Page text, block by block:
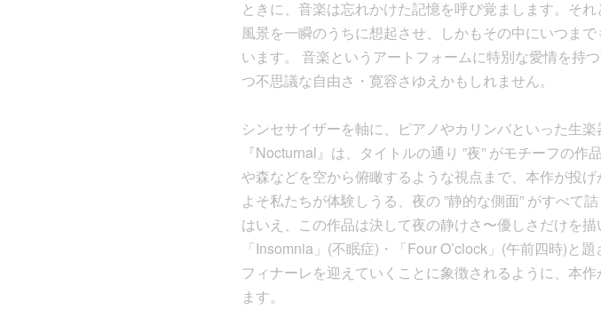
ときに、音楽は忘れかけた記憶を呼び覚まします。そ
風景を一瞬のうちに想起させ、しかもその中にいつま
います。 音楽というアートフォームに特別な愛情を持
つ不思議な自由さ・寛容さゆえかもしれません。
シンセサイザーを軸に、ピアノやカリンバといった生
『Nocturnal』は、タイトルの通り ”夜” がモチーフの
や森などを空から俯瞰するような視点まで、本作が投
よそ私たちが体験しうる、夜の ”静的な側面” がすべて
はいえ、この作品は決して夜の静けさ〜優しさだけを
「Insomnia」(不眠症)・「Four O’clock」(午前四時)と
フィナーレを迎えていくことに象徴されるように、本
ます。